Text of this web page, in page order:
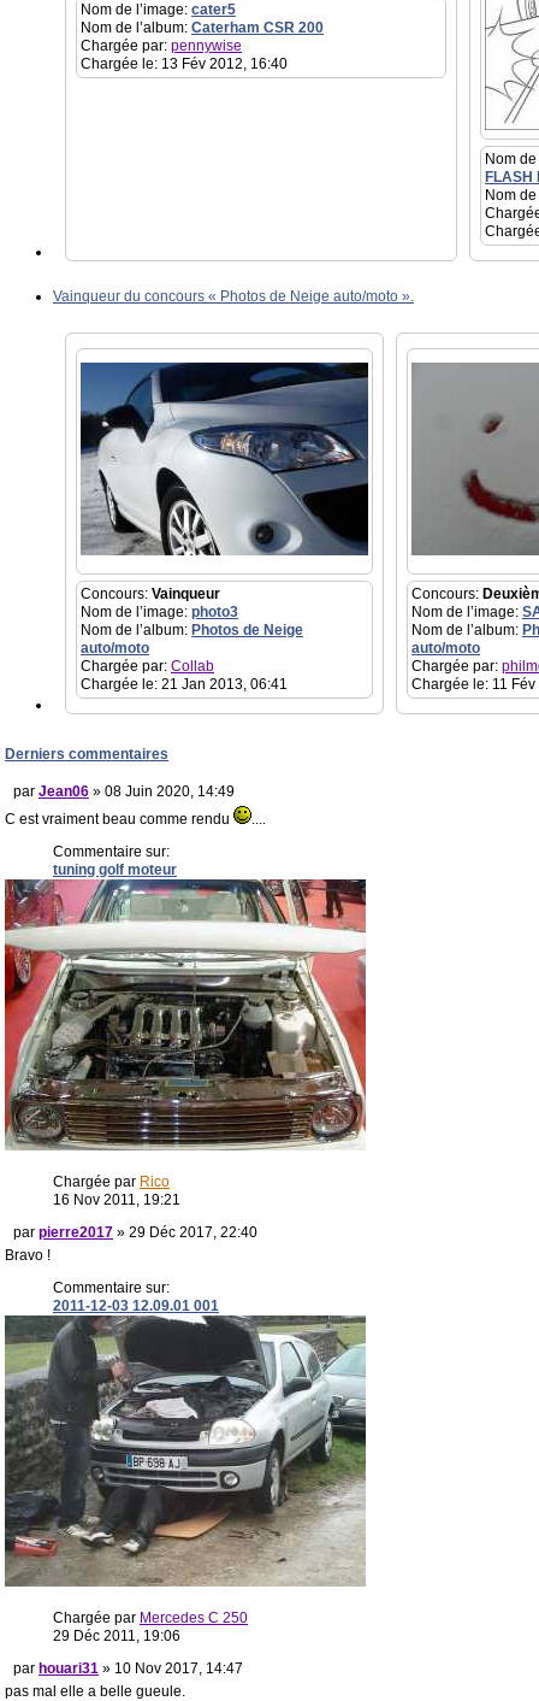
Nom de l’image: cater5
Nom de l’album: Caterham CSR 200
Chargée par: pennywise
Chargée le: 13 Fév 2012, 16:40
Nom
FLASH
Nom
Vainqueur du concours « Photos de Neige auto/moto ».
Concours: Vainqueur
Nom de l’image: photo3
Nom de l’album: Photos de Neige
auto/moto
Chargée par: Collab
Chargée le: 21 Jan 2013, 06:41
Concours:
Nom de l’image:
Nom de l’album:
auto/moto
Chargée par:
Chargée le: 11
Derniers commentaires
par Jean06 » 08 Juin 2020, 14:49
C est vraiment beau comme rendu
....
Commentaire sur:
tuning golf moteur
Chargée par Rico
16 Nov 2011, 19:21
par pierre2017 » 29 Déc 2017, 22:40
Bravo !
Commentaire sur:
2011-12-03 12.09.01 001
Chargée par Mercedes C 250
29 Déc 2011, 19:06
par houari31 » 10 Nov 2017, 14:47
pas mal elle a belle gueule.